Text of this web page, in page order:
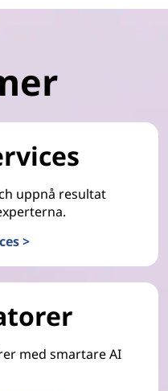
uppnå resultat
>
med smartare AI